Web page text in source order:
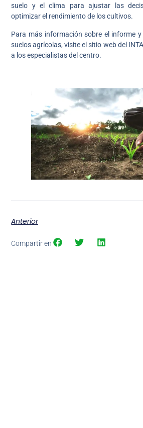
suelo y el clima para ajustar las
optimizar el rendimiento de los cultivos.
Para más información sobre el informe
suelos agrícolas, visite el sitio web del
a los especialistas del centro.
Anterior
Compartir en